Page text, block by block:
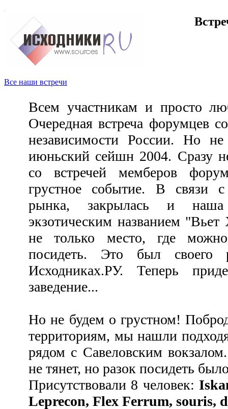
Все наши встречи
Всем участникам и просто
Очередная встреча форумцев
независимости России. Но
июньский сейшн 2004. Сразу
со встречей мемберов
грустное событие. В связи с
рынка, закрылась и
экзотическим названием
не только место, где
посидеть. Это был своего
Исходниках.РУ. Теперь
заведение...
Но не будем о грустном!
территориям, мы нашли
рядом с Савеловским
не тянет, но разок посидеть
Присутствовали 8 человек:
Leprecon, Flex Ferrum, souris,